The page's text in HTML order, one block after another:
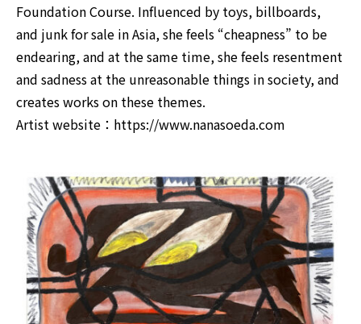
Foundation Course. Influenced by toys, billboards,
and junk for sale in Asia, she feels “cheapness” to be
endearing, and at the same time, she feels resentment
and sadness at the unreasonable things in society, and
creates works on these themes.
Artist website： https://www.nanasoeda.com